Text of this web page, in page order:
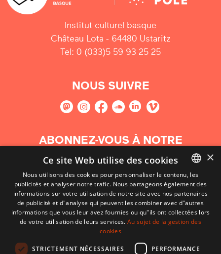
Institut culturel basque
Château Lota - 64480 Ustaritz
Tel: 0 (033)5 59 93 25 25
NOUS SUIVRE
ABONNEZ-VOUS À NOTRE
NEWSLETTER
S'abonner
BASQUE
FRENCH
×
Ce site Web utilise des cookies
Nous utilisons des cookies pour personnaliser le contenu, les
publicités et analyser notre trafic. Nous partageons également des
informations sur votre utilisation de notre site avec nos partenaires
de publicité et d"analyse qui peuvent les combiner avec d"autres
informations que vous leur avez fournies ou qu"ils ont collectées lors
de votre utilisation de leurs services.Au sujet de la gestion des
cookies
STRICTEMENT NÉCESSAIRES PERFORMANCE